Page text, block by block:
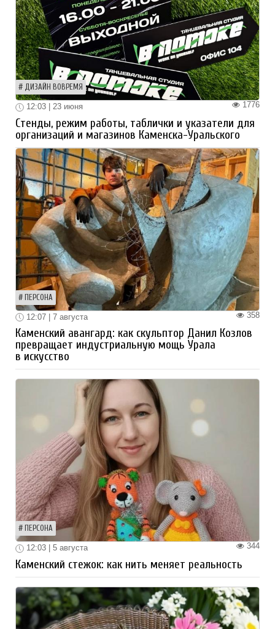
ДИЗАЙН ВОВРЕМЯ
1776
12:03 | 23 июня
Стенды, режим работы, таблички и указатели для
организаций и магазинов Каменска-Уральского
ПЕРСОНА
358
12:07 | 7 августа
Каменский авангард: как скульптор Данил Козлов
превращает индустриальную мощь Урала
в искусство
ПЕРСОНА
344
12:03 | 5 августа
Каменский стежок: как нить меняет реальность